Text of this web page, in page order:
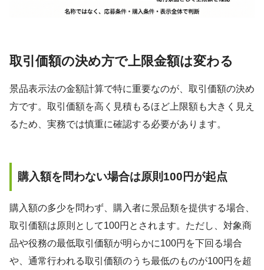
取引価額の決め方で上限金額は変わる
景品表示法の金額計算で特に重要なのが、取引価額の決め
方です。取引価額を高く見積もるほど上限額も大きく見え
るため、実務では慎重に確認する必要があります。
購入額を問わない場合は原則100円が起点
購入額の多少を問わず、購入者に景品類を提供する場合、
取引価額は原則として100円とされます。ただし、対象商
品や役務の最低取引価額が明らかに100円を下回る場合
や、通常行われる取引価額のうち最低のものが100円を超